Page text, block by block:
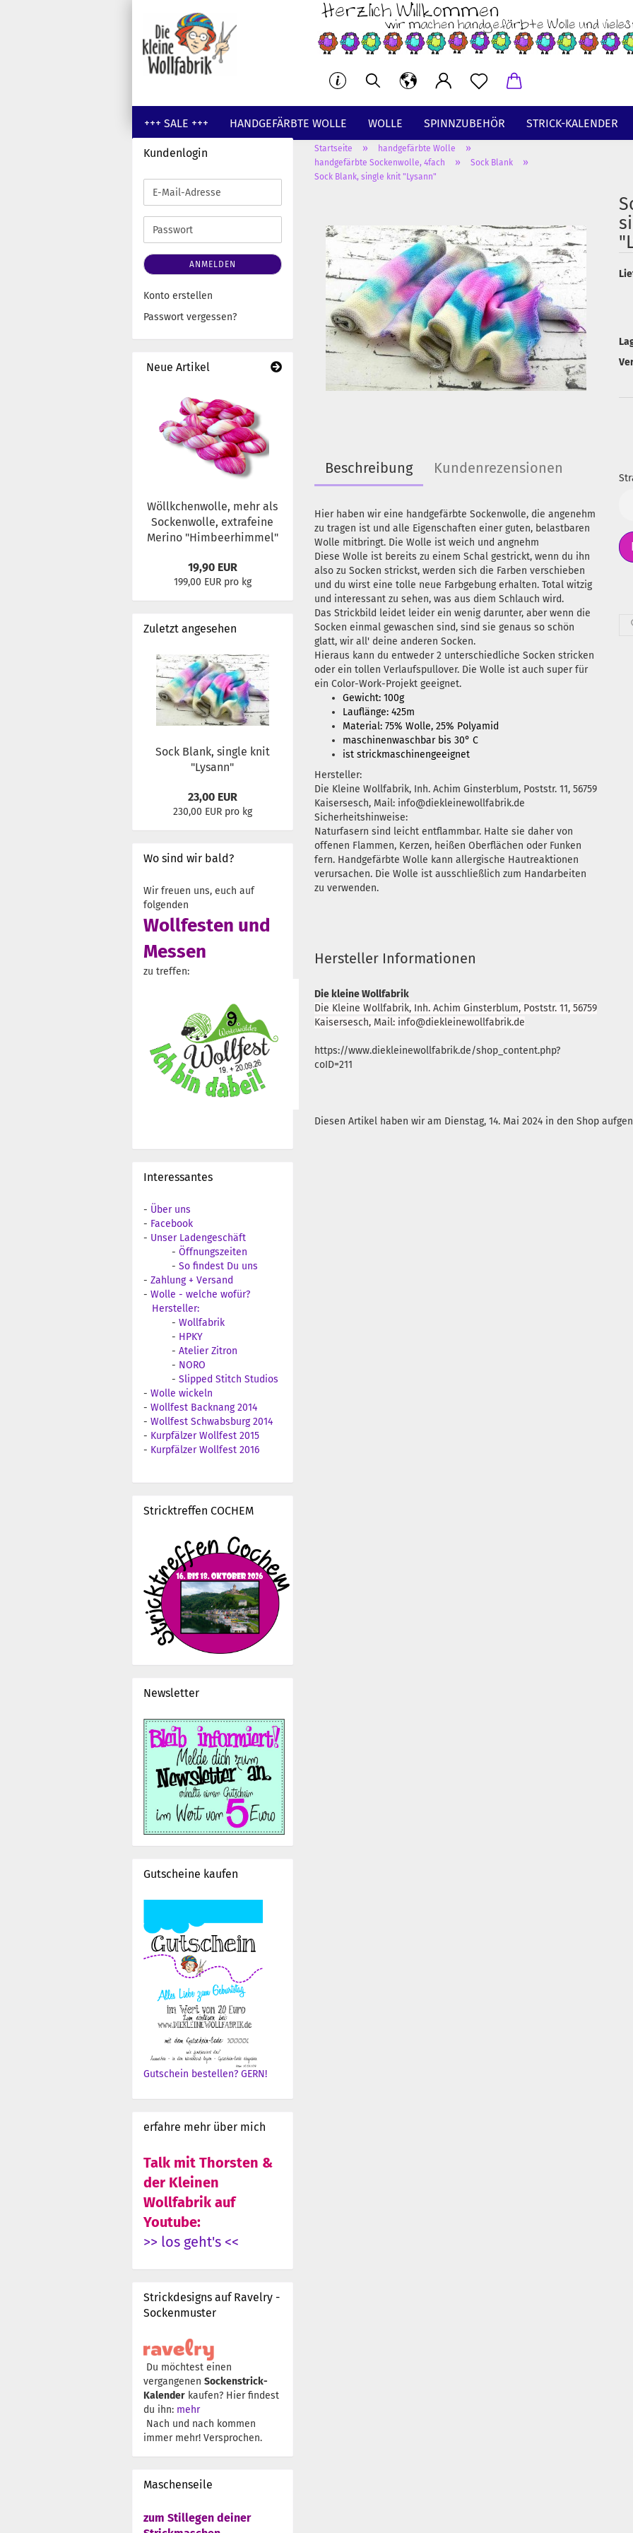
+++ SALE +++ HANDGEFÄRBTE WOLLE WOLLE SPINNZUBEHÖR STRICK-KALENDER
GUTSCHEINE WOLLE UNGEFÄRBT
Startseite » handgefärbte Wolle »
handgefärbte Sockenwolle, 4fach » Sock Blank »
Sock Blank, single knit "Lysann"
Beschreibung Kundenrezensionen
Hier haben wir eine handgefärbte Sockenwolle, die angenehm
zu tragen ist und alle Eigenschaften einer guten, belastbaren
Wolle mitbringt. Die Wolle ist weich und angnehm
Diese Wolle ist bereits zu einem Schal gestrickt, wenn du ihn
also zu Socken strickst, werden sich die Farben verschieben
und du wirst eine tolle neue Farbgebung erhalten. Total witzig
und interessant zu sehen, was aus diem Schlauch wird.
Das Strickbild leidet leider ein wenig darunter, aber wenn die
Socken einmal gewaschen sind, sind sie genaus so schön
glatt, wir all' deine anderen Socken.
Hieraus kann du entweder 2 unterschiedliche Socken stricken
oder ein tollen Verlaufspullover. Die Wolle ist auch super für
ein Color-Work-Projekt geeignet.
Gewicht: 100g
Lauflänge: 425m
Material: 75% Wolle, 25% Polyamid
maschinenwaschbar bis 30° C
ist strickmaschinengeeignet
Hersteller:
Die Kleine Wollfabrik, Inh. Achim Ginsterblum, Poststr. 11, 56759
Kaisersesch, Mail: info@diekleinewollfabrik.de
Sicherheitshinweise:
Naturfasern sind leicht entflammbar. Halte sie daher von
offenen Flammen, Kerzen, heißen Oberflächen oder Funken
fern. Handgefärbte Wolle kann allergische Hautreaktionen
verursachen. Die Wolle ist ausschließlich zum Handarbeiten
zu verwenden.
Hersteller Informationen
Die kleine Wollfabrik
Die Kleine Wollfabrik, Inh. Achim Ginsterblum, Poststr. 11, 56759
Kaisersesch, Mail: info@diekleinewollfabrik.de
https://www.diekleinewollfabrik.de/shop_content.php?
coID=211
Diesen Artikel haben wir am Dienstag, 14. Mai 2024 in den Shop
Kundenlogin
E-
Mail-
Adresse
Passwort
ANMELDEN
Konto erstellen
Passwort vergessen?
Neue Artikel
Wöllkchenwolle, mehr als
Sockenwolle, extrafeine
Merino "Himbeerhimmel"
19,90 EUR
199,00 EUR pro kg
Zuletzt angesehen
Sock Blank, single knit
"Lysann"
23,00 EUR
230,00 EUR pro kg
Wo sind wir bald?
Wir freuen uns, euch auf
folgenden
Wollfesten und
Messen
zu treffen:
Interessantes
- Über uns
- Facebook
- Unser Ladengeschäft
- Öffnungszeiten
- So findest Du uns
- Zahlung + Versand
- Wolle - welche wofür?
Hersteller:
- Wollfabrik
- HPKY
- Atelier Zitron
- NORO
- Slipped Stitch Studios
- Wolle wickeln
- Wollfest Backnang 2014
- Wollfest Schwabsburg 2014
- Kurpfälzer Wollfest 2015
- Kurpfälzer Wollfest 2016
Stricktreffen COCHEM
Newsletter
Gutscheine kaufen
Gutschein bestellen? GERN!
erfahre mehr über mich
Talk mit Thorsten &
der Kleinen
Wollfabrik auf
Youtube:
>> los geht's <<
Strickdesigns auf Ravelry -
Sockenmuster
Du möchtest einen
vergangenen Sockenstrick-
Kalender kaufen? Hier findest
du ihn: mehr
Nach und nach kommen
immer mehr! Versprochen.
Maschenseile
zum Stillegen deiner